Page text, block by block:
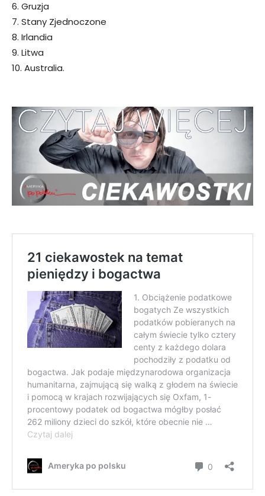
6. Gruzja
7. Stany Zjednoczone
8. Irlandia
9. Litwa
10. Australia.